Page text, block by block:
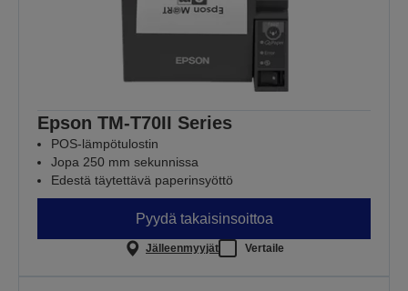
Epson TM-T70II Series
POS-lämpötulostin
Jopa 250 mm sekunnissa
Edestä täytettävä paperinsyöttö
Pyydä takaisinsoittoa
Jälleenmyyjät Vertaile